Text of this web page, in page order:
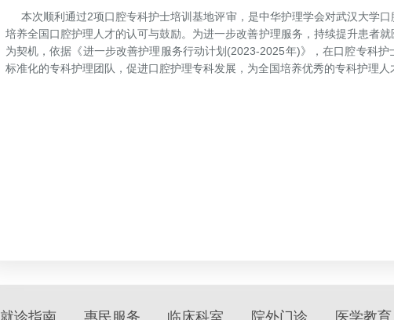
本次顺利通过2项口腔专科护士培训基地评审，是中华护理学会对武汉大学
培养全国口腔护理人才的认可与鼓励。为进一步改善护理服务，持续提升患者
为契机，依据《进一步改善护理服务行动计划(2023-2025年)》，在口腔专科护
标准化的专科护理团队，促进口腔护理专科发展，为全国培养优秀的专科护理人